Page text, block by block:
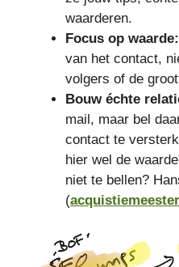
waarderen.
Focus op waarde:
van het contact,
volgers of de
Bouw échte
mail, maar bel
contact te
hier wel de
niet te bellen?
(